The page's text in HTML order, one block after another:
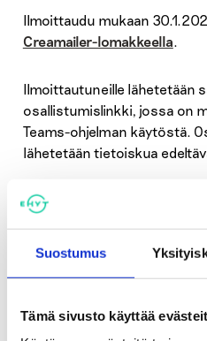
Suostumus
Tämä sivusto käyttää
Ilmoittaudu mukaan
Creamailer-lomakkeella.
Ilmoittautuneille lähetetään
osallistumislinkki, jossa on
Teams-ohjelman käytöstä.
lähetetään tietoiskua
Tervetuloa mukaan
Lisätietoja: